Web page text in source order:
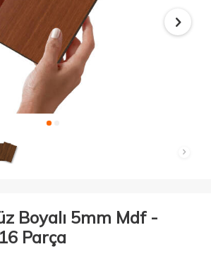
Boyalı 5mm Mdf -
Parça